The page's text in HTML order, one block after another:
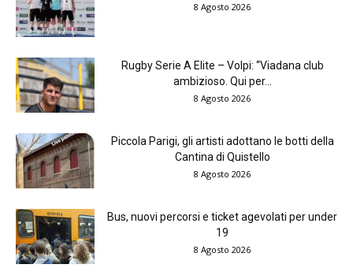
8 Agosto 2026
Rugby Serie A Elite – Volpi: “Viadana club
ambizioso. Qui per...
8 Agosto 2026
Piccola Parigi, gli artisti adottano le botti della
Cantina di Quistello
8 Agosto 2026
Bus, nuovi percorsi e ticket agevolati per under
19
8 Agosto 2026